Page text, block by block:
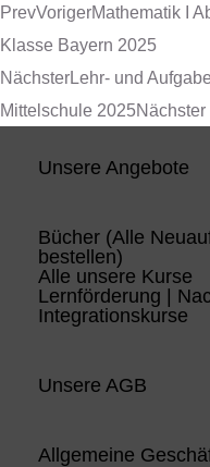
PrevVorigerMathematik I
Klasse Bayern 2025
NächsterLehr- und
Mittelschule 2025Nächster
Unsere Angebote
Bücher (Alle
bestellen)
Alle unsere Kurse
Lernförderung |
Integrationskurse
Unsere AGB
Allgemeine